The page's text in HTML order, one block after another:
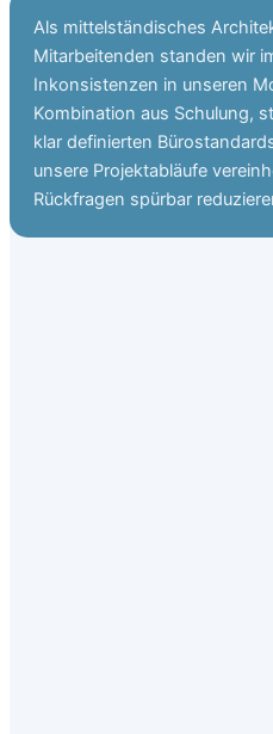
Als mittelständisches
Mitarbeitenden standen wir
Inkonsistenzen in unseren
Kombination aus Schulung,
klar definierten
unsere Projektabläufe
Rückfragen spürbar